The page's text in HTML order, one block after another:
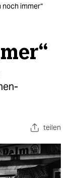
noch immer“
teilen